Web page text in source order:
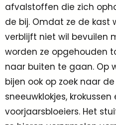
afvalstoffen die zich
de bij. Omdat ze de kast
verblijft niet wil bevuilen
worden ze opgehouden
naar buiten te gaan. Op
bijen ook op zoek naar
sneeuwklokjes,
voorjaarsbloeiers. Het